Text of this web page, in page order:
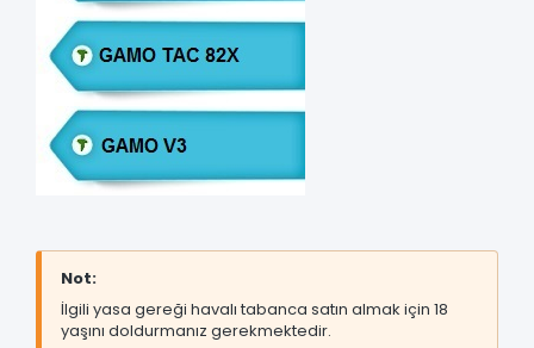
Not:
İlgili yasa gereği havalı tabanca satın almak için 18
yaşını doldurmanız gerekmektedir.